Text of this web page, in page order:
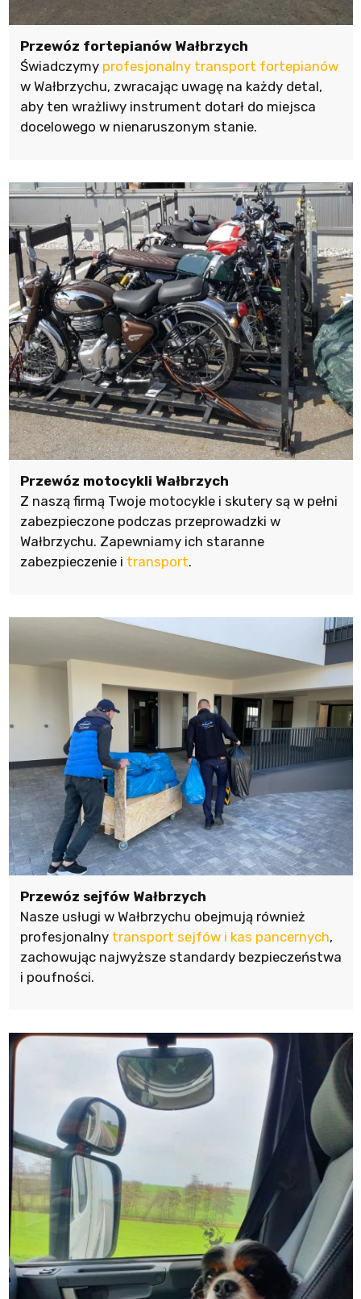
Przewóz fortepianów Wałbrzych
Świadczymy profesjonalny transport fortepianów
w Wałbrzychu, zwracając uwagę na każdy detal,
aby ten wrażliwy instrument dotarł do miejsca
docelowego w nienaruszonym stanie.
Przewóz motocykli Wałbrzych
Z naszą firmą Twoje motocykle i skutery są w pełni
zabezpieczone podczas przeprowadzki w
Wałbrzychu. Zapewniamy ich staranne
zabezpieczenie i transport.
Przewóz sejfów Wałbrzych
Nasze usługi w Wałbrzychu obejmują również
profesjonalny transport sejfów i kas pancernych,
zachowując najwyższe standardy bezpieczeństwa
i poufności.